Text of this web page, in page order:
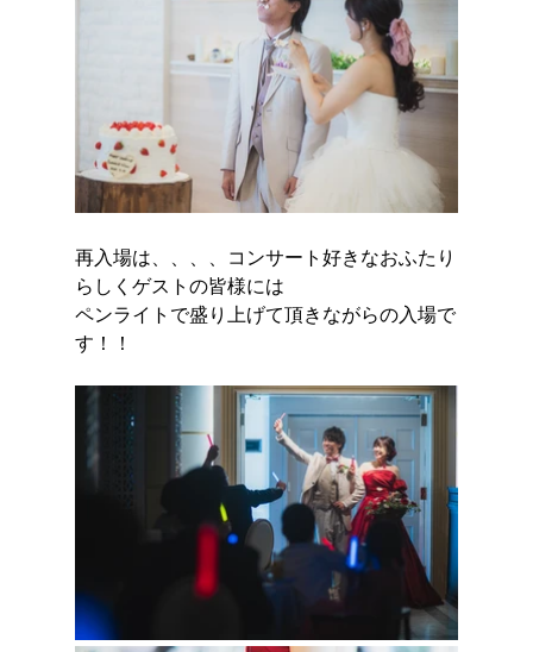
再入場は、、、、コンサート好きなおふたり
らしくゲストの皆様には
ペンライトで盛り上げて頂きながらの入場で
す！！